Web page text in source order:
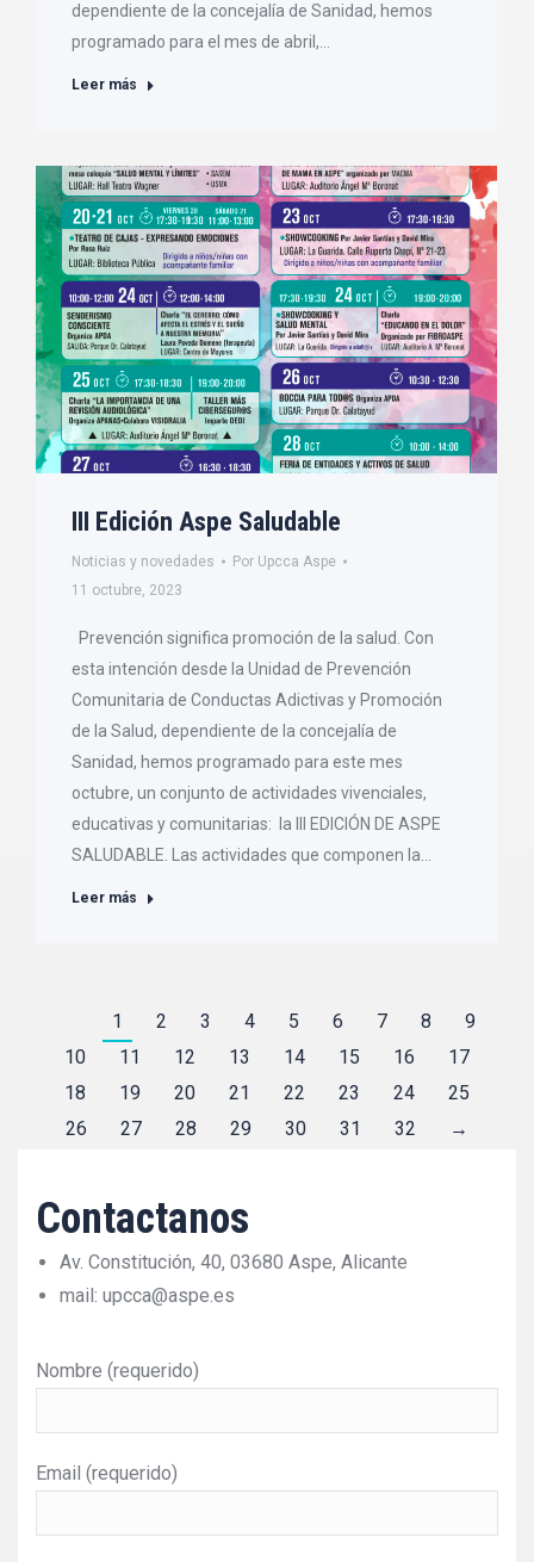
dependiente de la concejalía de Sanidad, hemos
programado para el mes de abril,…
Leer más
III Edición Aspe Saludable
Noticias y novedades Por Upcca Aspe
11 octubre, 2023
Prevención significa promoción de la salud. Con
esta intención desde la Unidad de Prevención
Comunitaria de Conductas Adictivas y Promoción
de la Salud, dependiente de la concejalía de
Sanidad, hemos programado para este mes
octubre, un conjunto de actividades vivenciales,
educativas y comunitarias: la III EDICIÓN DE ASPE
SALUDABLE. Las actividades que componen la…
Leer más
1 2 3 4 5 6 7 8
9
10
11 12 13 14 15 16
17
18
19 20 21 22 23 24
25
26
27 28 29 30 31 32 →
Contactanos
Av. Constitución, 40, 03680 Aspe, Alicante
mail: upcca@aspe.es
Nombre (requerido)
Email (requerido)